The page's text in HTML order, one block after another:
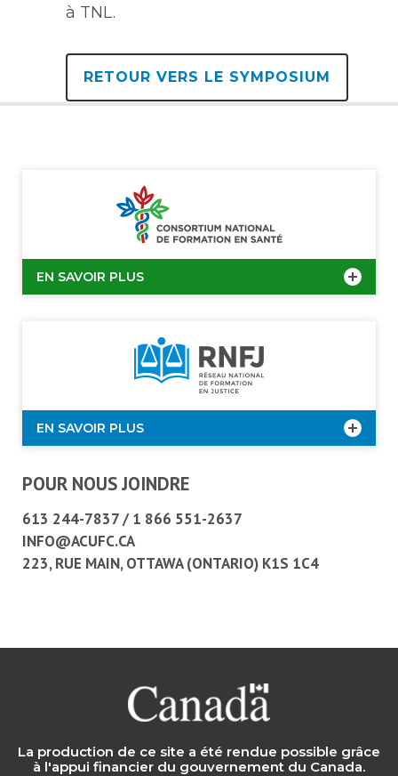
à TNL.
RETOUR VERS LE SYMPOSIUM
EN SAVOIR PLUS
EN SAVOIR PLUS
POUR NOUS JOINDRE
613 244-7837/1 866 551-2637
INFO@ACUFC.CA
223, RUE MAIN, OTTAWA (ONTARIO) K1S 1C4
La production de ce site a été rendue possible grâce
à l'appui financier du gouvernement du Canada.